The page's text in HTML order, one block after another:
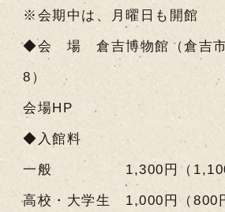
※会期中は、月曜日も開館
◆会 場 倉吉博物館（倉吉市
8）
会場HP
◆入館料
一般 1,300円（1,100
高校・大学生 1,000円（800